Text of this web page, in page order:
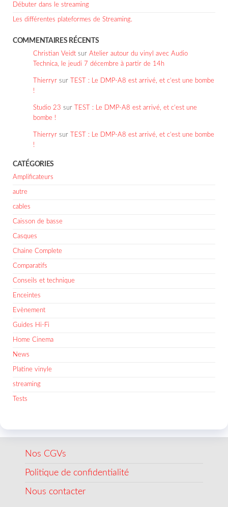
Débuter dans le streaming
Les différentes plateformes de Streaming.
COMMENTAIRES RÉCENTS
Christian Veidt sur Atelier autour du vinyl avec Audio
Technica, le jeudi 7 décembre à partir de 14h
Thierryr sur
TEST : Le DMP-A8 est arrivé, et c’est une bombe
!
Studio 23 sur
TEST : Le DMP-A8 est arrivé, et c’est une
bombe !
Thierryr sur
TEST : Le DMP-A8 est arrivé, et c’est une bombe
!
CATÉGORIES
Amplificateurs
autre
cables
Caisson de basse
Casques
Chaine Complete
Comparatifs
Conseils et technique
Enceintes
Evènement
Guides Hi-Fi
Home Cinema
News
Platine vinyle
streaming
Tests
Nos CGVs
Politique de confidentialité
Nous contacter